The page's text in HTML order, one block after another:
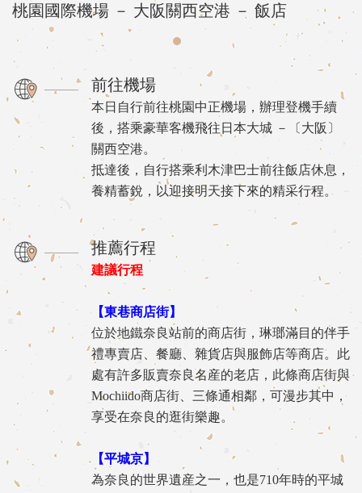
桃園國際機場 － 大阪關西空港 － 飯店
前往機場
本日自行前往桃園中正機場，辦理登機手續
後，搭乘豪華客機飛往日本大城 －〔大阪〕
關西空港。
抵達後，自行搭乘利木津巴士前往飯店休息，
養精蓄銳，以迎接明天接下來的精采行程。
推薦行程
建議行程
【東巷商店街】
位於地鐵奈良站前的商店街，琳瑯滿目的伴手
禮專賣店、餐廳、雜貨店與服飾店等商店。此
處有許多販賣奈良名産的老店，此條商店街與
Mochiido商店街、三條通相鄰，可漫步其中，
享受在奈良的逛街樂趣。
【平城京】
為奈良的世界遺産之一，也是710年時的平城